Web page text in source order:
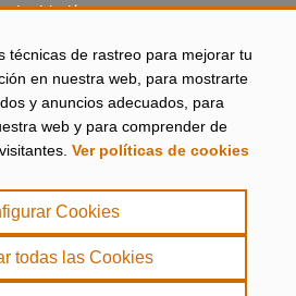
técnicas de rastreo para mejorar tu
en nuestra web, para mostrarte
y anuncios adecuados, para
web y para comprender de
Ver políticas de cookies
Cookies
todas las Cookies
Legislación
Empleo
Aviso legal
|
de Privacidad
|